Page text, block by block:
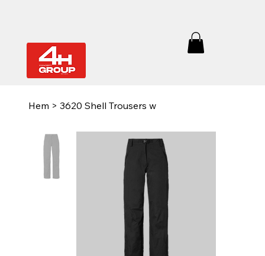
Hem > 3620 Shell Trousers w